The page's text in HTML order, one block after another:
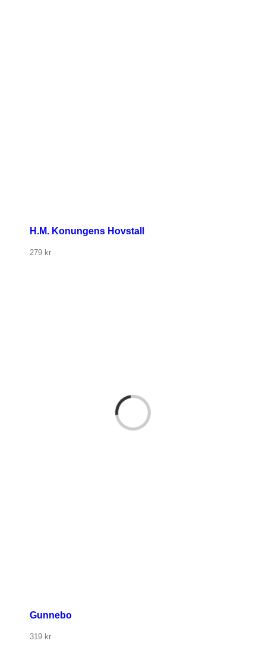
H.M. Konungens Hovstall
279 kr
Gunnebo
319 kr